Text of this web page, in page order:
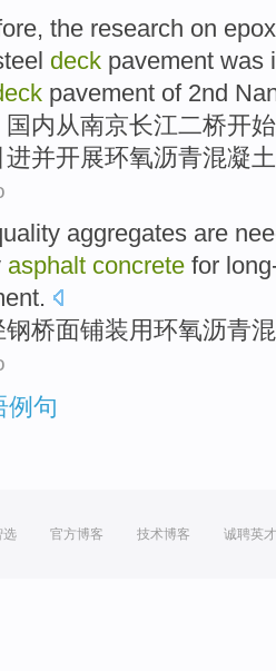
, the research on
deck pavement was
pavement of 2nd
国内 从南京长江二桥开
进并开展环氧沥青混凝土
aggregates are
asphalt concrete for
钢桥面铺装用环氧沥青
例句
选 官方博客 技术博客 诚聘英才